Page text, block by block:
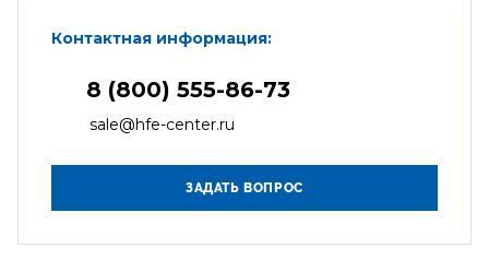
Контактная информация:
8 (800) 555-86-73
sale@hfe-center.ru